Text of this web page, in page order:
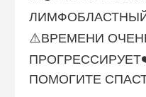
ЛИМФОБЛАСТНЫЙ
⚠️ВРЕМЕНИ
ПОМОГИТЕ